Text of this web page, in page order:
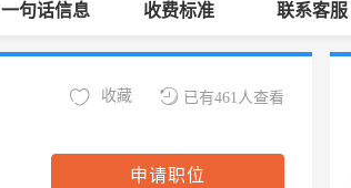
一句话信息 收费标准 联系客服
已有461人查看
收藏
申请职位